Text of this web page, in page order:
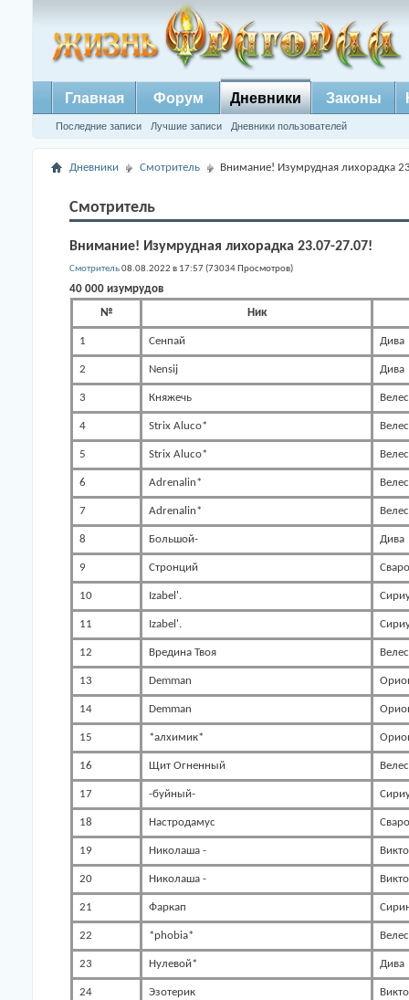
Главная Форум Дневники
Последние записи Лучшие записи Дневники пользователей
Законы
Дневники Смотритель Внимание! Изумрудная лихорадка
Смотритель
Внимание! Изумрудная лихорадка 23.07-27.07!
Смотритель08.08.2022 в 17:57 (73034 Просмотров)
40 000 изумрудов
№
Ник
1 Сенпай Дива
2 Nensij Дива
3 Княжечь Велес
4 Strix Aluco* Велес
5 Strix Aluco* Велес
6 Adrenalin* Велес
7 Adrenalin* Велес
8 Большой- Дива
9 Стронций
10 Izabel'.
11 Izabel'.
12 Вредина Твоя Велес
13 Demman
14 Demman
15 *алхимик*
16 Щит Огненный Велес
17 -буйный-
18 Настродамус
19 Николаша -
20 Николаша -
21 Фаркап
22 *phobia* Велес
23 Нулевой* Дива
24 Эзотерик